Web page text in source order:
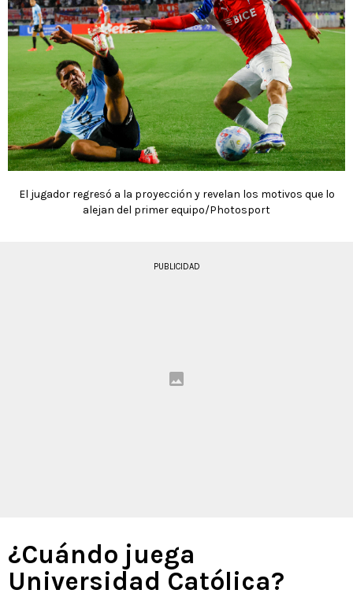
El jugador regresó a la proyección y revelan los motivos que lo
alejan del primer equipo/Photosport
PUBLICIDAD
¿Cuándo juega
Universidad Católica?